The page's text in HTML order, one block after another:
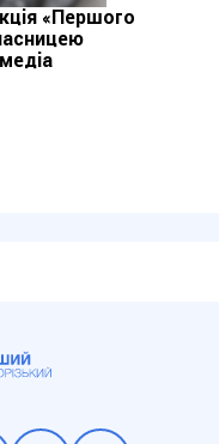
«Першого